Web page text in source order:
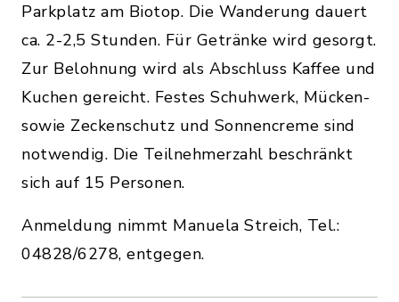
Parkplatz am Biotop. Die Wanderung dauert
ca. 2-2,5 Stunden. Für Getränke wird gesorgt.
Zur Belohnung wird als Abschluss Kaffee und
Kuchen gereicht. Festes Schuhwerk, Mücken-
sowie Zeckenschutz und Sonnencreme sind
notwendig. Die Teilnehmerzahl beschränkt
sich auf 15 Personen.
Anmeldung nimmt Manuela Streich, Tel.:
04828/6278, entgegen.